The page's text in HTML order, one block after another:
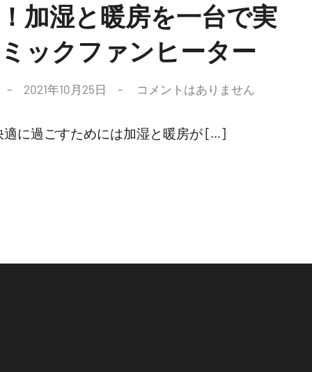
加湿と暖房を一台で実
ックファンヒーター
2021年10月25日 コメントはありません
適に過ごすためには加湿と暖房が […]